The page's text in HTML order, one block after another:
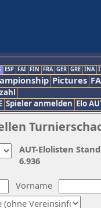
ESP FAI FIN FRA GER GRE INA
Pictures
Spieler anmelden Elo
Vorname
AUT-Elolisten
6.936